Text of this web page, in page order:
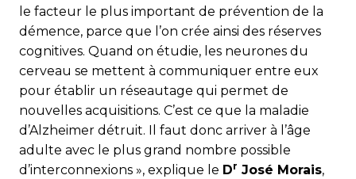
le facteur le plus important de prévention de la
démence, parce que l’on crée ainsi des réserves
cognitives. Quand on étudie, les neurones du
cerveau se mettent à communiquer entre eux
pour établir un réseautage qui permet de
nouvelles acquisitions. C’est ce que la maladie
d’Alzheimer détruit. Il faut donc arriver à l’âge
adulte avec le plus grand nombre possible
d’interconnexions », explique le Dr José Morais,